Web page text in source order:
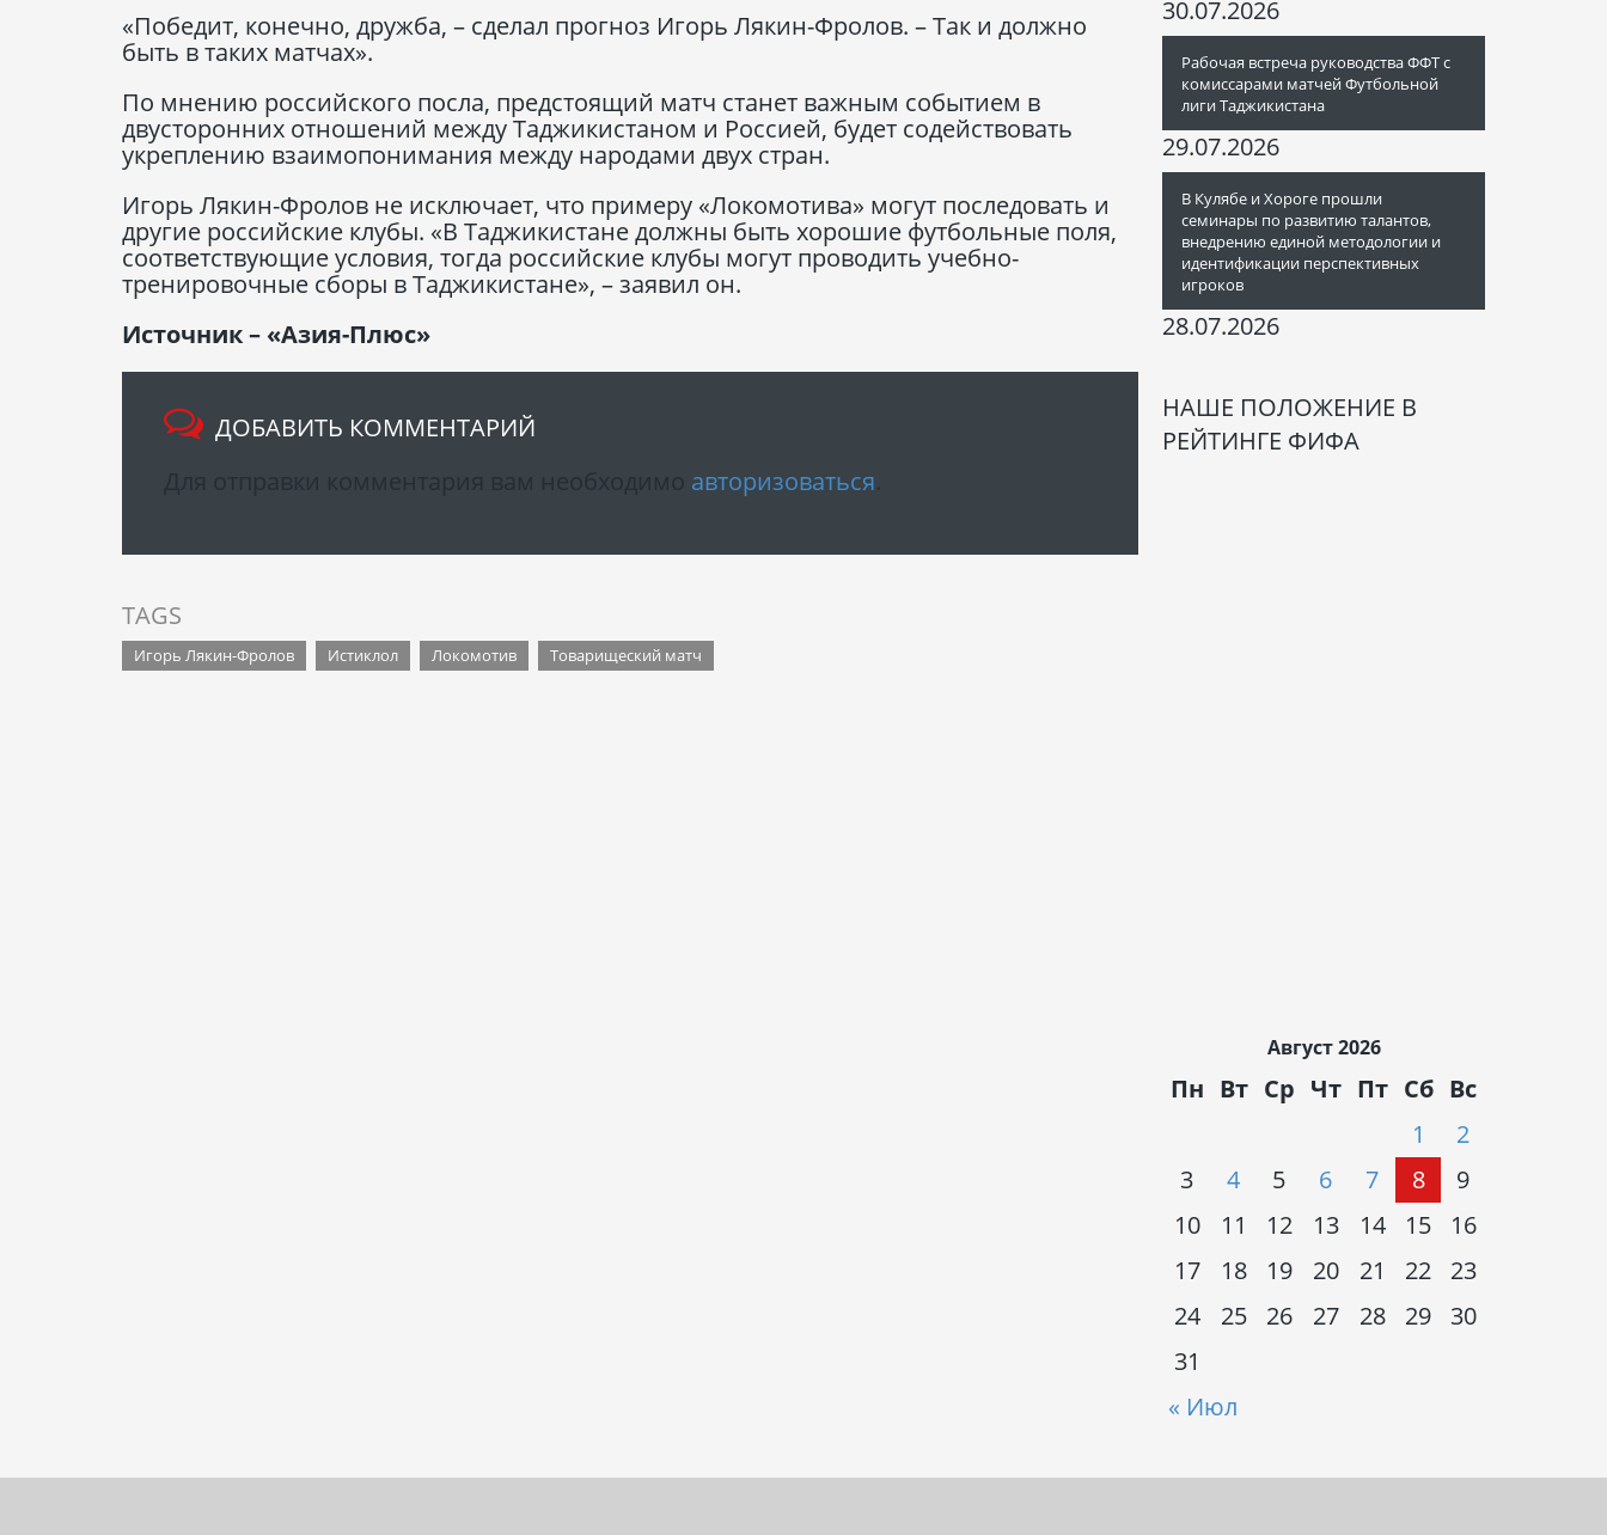
«Победит, конечно, дружба, – сделал прогноз Игорь Лякин-Фролов. – Так и должно
быть в таких матчах».
По мнению российского посла, предстоящий матч станет важным событием в
двусторонних отношений между Таджикистаном и Россией, будет содействовать
укреплению взаимопонимания между народами двух стран.
Игорь Лякин-Фролов не исключает, что примеру «Локомотива» могут последовать и
другие российские клубы. «В Таджикистане должны быть хорошие футбольные поля,
соответствующие условия, тогда российские клубы могут проводить учебно-
тренировочные сборы в Таджикистане», – заявил он.
Источник – «Азия-Плюс»
ДОБАВИТЬ КОММЕНТАРИЙ
авторизоваться
TAGS
Игорь Лякин-Фролов Истиклол Локомотив Товарищеский матч
30.07.2026
Рабочая встреча руководства ФФТ с
комиссарами матчей Футбольной
лиги Таджикистана
29.07.2026
В Кулябе и Хороге прошли
семинары по развитию талантов,
внедрению единой методологии и
идентификации перспективных
игроков
28.07.2026
НАШЕ ПОЛОЖЕНИЕ В
РЕЙТИНГЕ ФИФА
Август 2026
Пн Вт Ср Чт Пт Сб Вс
« Июл
1
2
3
4 5 6 7 8
9
10
11 12 13 14 15
16
17
18 19 20 21 22
23
24
25 26 27 28 29
30
31